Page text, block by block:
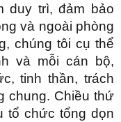
duy trì, đảm bảo
và ngoài phòng
chúng tôi cụ thể
và mỗi cán bộ,
tinh thần, trách
chung. Chiều thứ
tổ chức tổng dọn